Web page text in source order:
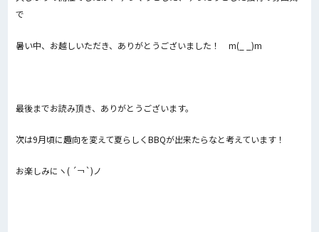
で
暑い中、お越しいただき、ありがとうございました！ m(_ _)m
最後までお読み頂き、ありがとうございます。
次は9月頃に趣向を変えて夏らしくBBQが出来たらなと考えています！
お楽しみにヽ( ´￢`)ノ